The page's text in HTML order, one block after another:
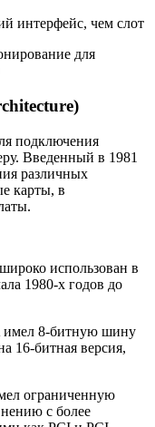
интерфейс, чем слот
для
подключения
Введенный в 1981
различных
карты, в
использован в
1980-х годов до
имел 8-битную шину
16-битная версия,
ограниченную
с более